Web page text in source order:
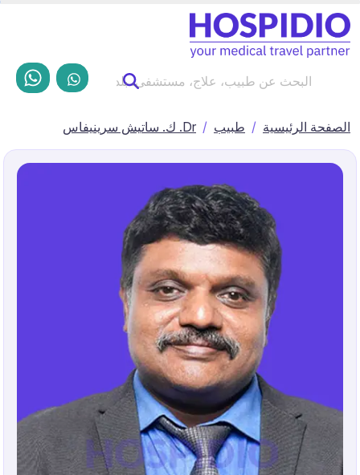
الصفحة الرئيسية طبيب Dr. ك. ساتيش سرينيفاس